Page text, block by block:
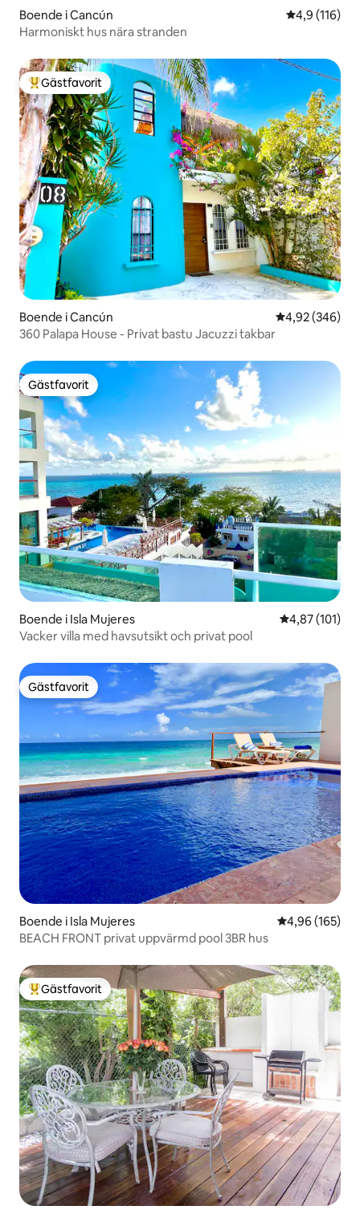
Boende i Cancún 4,9 av 5 i
4,9 (116)
Harmoniskt hus nära stranden
Populär gästfavorit
Gästfavorit
Boende i Cancún 4,92 av 5 i
4,92 (346)
360 Palapa House - Privat bastu Jacuzzi takbar
Gästfavorit
Gästfavorit
Boende i Isla Mujeres 4,87 av 5 i
4,87 (101)
Vacker villa med havsutsikt och privat pool
Gästfavorit
Gästfavorit
Boende i Isla Mujeres 4,96 av 5 i
4,96 (165)
BEACH FRONT privat uppvärmd pool 3BR hus
Populär gästfavorit
Gästfavorit